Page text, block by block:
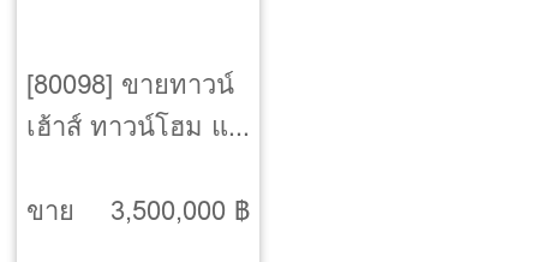
[80098] ขายทาวน์
เฮ้าส์ ทาวน์โฮม แก
สุขาภิบาล 5
ขาย 3,500,000 ฿